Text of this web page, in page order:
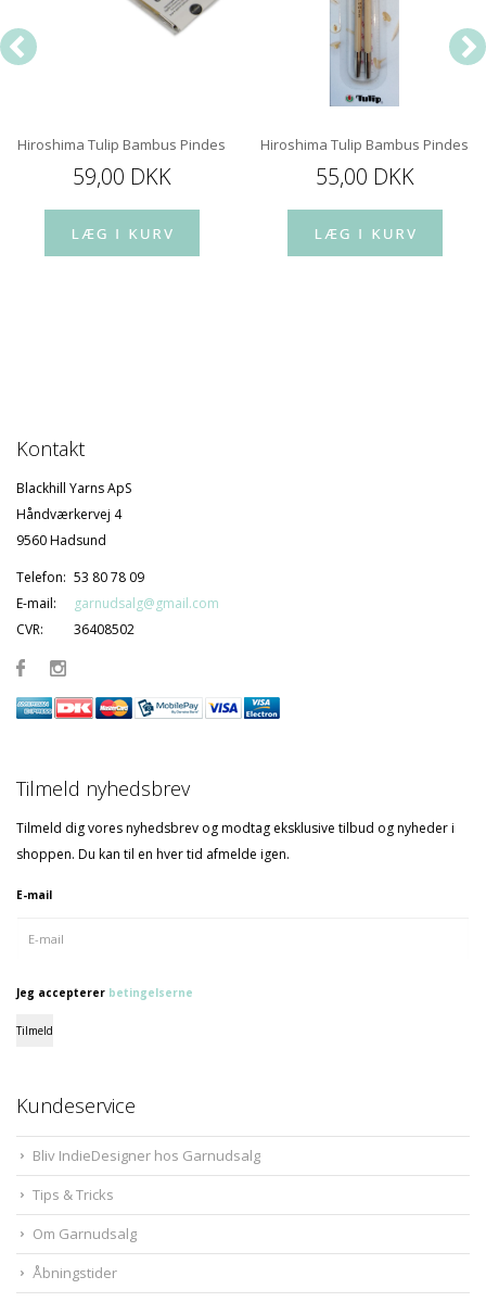
Hiroshima Tulip Bambus Pindespids 12 cm
59,00 DKK
Hiroshima Tulip Bambus
55,00 DKK
Kontakt
Blackhill Yarns ApS
Håndværkervej 4
9560 Hadsund
Telefon: 53 80 78 09
E-mail:
garnudsalg@gmail.com
CVR:
36408502
Tilmeld nyhedsbrev
Tilmeld dig vores nyhedsbrev og modtag eksklusive tilbud og nyheder i
shoppen. Du kan til en hver tid afmelde igen.
E-mail
Jeg accepterer betingelserne
Tilmeld
Kundeservice
Bliv IndieDesigner hos Garnudsalg
Tips & Tricks
Om Garnudsalg
Åbningstider